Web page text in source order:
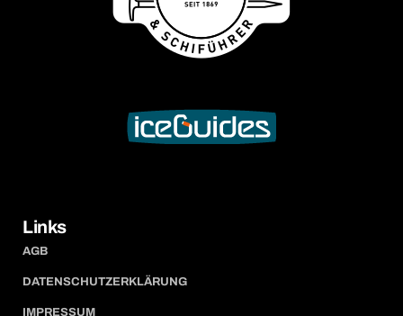
Links
AGB
DATENSCHUTZERKLÄRUNG
IMPRESSUM